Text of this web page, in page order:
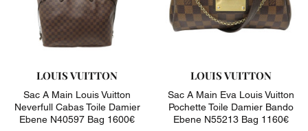
LOUIS VUITTON
Sac A Main Louis Vuitton
Neverfull Cabas Toile Damier
Ebene N40597 Bag 1600€
LOUIS VUITTON
Sac A Main Eva Louis Vuitton
Pochette Toile Damier Bando
Ebene N55213 Bag 1160€